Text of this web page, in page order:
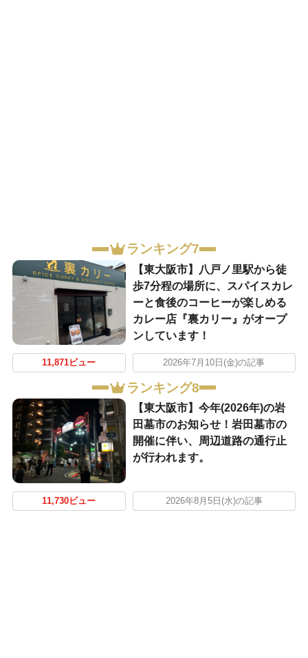
ランキング7
【東大阪市】八戸ノ里駅から徒
歩7分程の場所に、スパイスカレ
ーと食後のコーヒーが楽しめる
カレー店『裏カリー』がオープ
ンしています！
11,871ビュー 2026年7月10日(金)の記事
ランキング8
【東大阪市】今年(2026年)の岩
田墓市のお知らせ！岩田墓市の
開催に伴い、周辺道路の通行止
が行われます。
11,730ビュー 2026年8月5日(水)の記事